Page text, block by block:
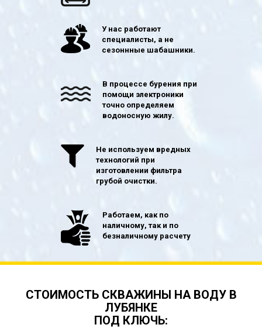
У нас работают
специалисты, а не
сезоннные шабашники.
В процессе бурения при
помощи электроники
точно определяем
водоносную жилу.
Не используем вредных
технологий при
изготовлении фильтра
грубой очистки.
Работаем, как по
наличному, так и по
безналичному расчету
СТОИМОСТЬ СКВАЖИНЫ НА ВОДУ В
ЛУБЯНКЕ
ПОД КЛЮЧЬ: